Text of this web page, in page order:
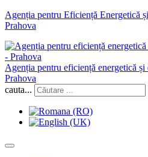
Agenția pentru Eficiență Energetică
Prahova
Agenția pentru eficiență energetică
Prahova
cauta...